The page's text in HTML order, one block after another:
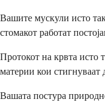
Вашите мускули исто
стомакот работат
Протокот на крвта исто
материи кои стигнуваат
Вашата постура